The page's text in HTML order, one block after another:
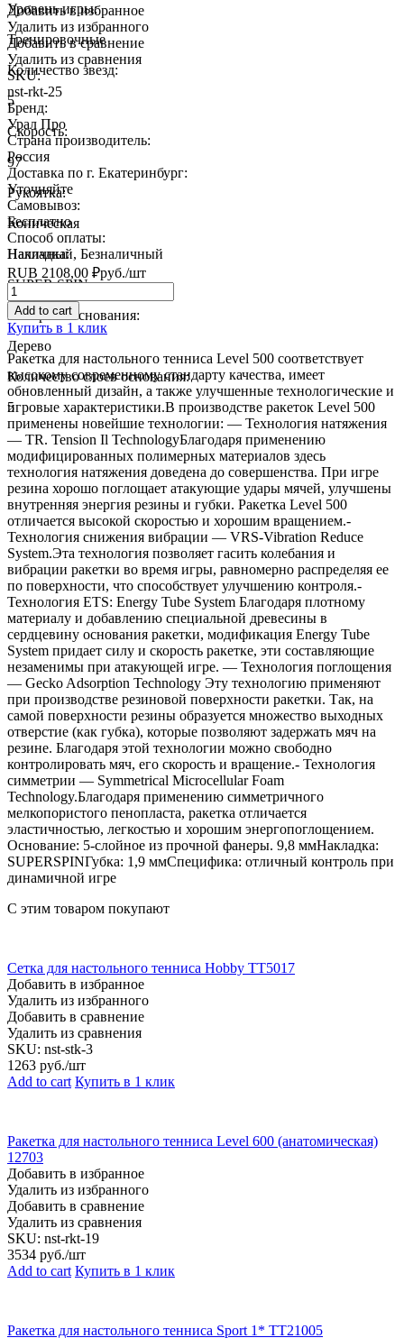
Уровень игры:
Тренировочные
Количество звезд:
5
Скорость:
97
Рукоятка:
Коническая
Накладка:
SUPER SPIN
Материал основания:
Дерево
Количество слоев основания:
5
Добавить в избранное
Удалить из избранного
Добавить в сравнение
Удалить из сравнения
SKU:
nst-rkt-25
Бренд:
Урал Про
Страна производитель:
Россия
Доставка по г. Екатеринбург:
Уточняйте
Самовывоз:
Бесплатно
Способ оплаты:
Наличный, Безналичный
RUB 2108,00 ₽руб./шт
Quantity
Add to cart
Купить в 1 клик
Ракетка для настольного тенниса Level 500 соответствует
высокому современному стандарту качества, имеет
обновленный дизайн, а также улучшенные технологические и
игровые характеристики.В производстве ракеток Level 500
применены новейшие технологии: — Технология натяжения
— TR. Tension Il TechnologyБлагодаря применению
модифицированных полимерных материалов здесь
технология натяжения доведена до совершенства. При игре
резина хорошо поглощает атакующие удары мячей, улучшены
внутренняя энергия резины и губки. Ракетка Level 500
отличается высокой скоростью и хорошим вращением.-
Технология снижения вибрации — VRS-Vibration Reduce
System.Эта технология позволяет гасить колебания и
вибрации ракетки во время игры, равномерно распределяя ее
по поверхности, что способствует улучшению контроля.-
Технология ETS: Energy Tube System Благодаря плотному
материалу и добавлению специальной древесины в
сердцевину основания ракетки, модификация Energy Tube
System придает силу и скорость ракетке, эти составляющие
незаменимы при атакующей игре. — Технология поглощения
— Gecko Adsorption Technology Эту технологию применяют
при производстве резиновой поверхности ракетки. Так, на
самой поверхности резины образуется множество выходных
отверстие (как губка), которые позволяют задержать мяч на
резине. Благодаря этой технологии можно свободно
контролировать мяч, его скорость и вращение.- Технология
симметрии — Symmetrical Microcellular Foam
Technology.Благодаря применению симметричного
мелкопористого пенопласта, ракетка отличается
эластичностью, легкостью и хорошим энергопоглощением.
Основание: 5-слойное из прочной фанеры. 9,8 ммНакладка:
SUPERSPINГубка: 1,9 ммСпецифика: отличный контроль при
динамичной игре
С этим товаром покупают
Сетка для настольного тенниса Hobby TT5017
Добавить в избранное
Удалить из избранного
Добавить в сравнение
Удалить из сравнения
SKU: nst-stk-3
1263 руб./шт
Add to cart Купить в 1 клик
Ракетка для настольного тенниса Level 600 (анатомическая)
12703
Добавить в избранное
Удалить из избранного
Добавить в сравнение
Удалить из сравнения
SKU: nst-rkt-19
3534 руб./шт
Add to cart Купить в 1 клик
Ракетка для настольного тенниса Sport 1* TT21005